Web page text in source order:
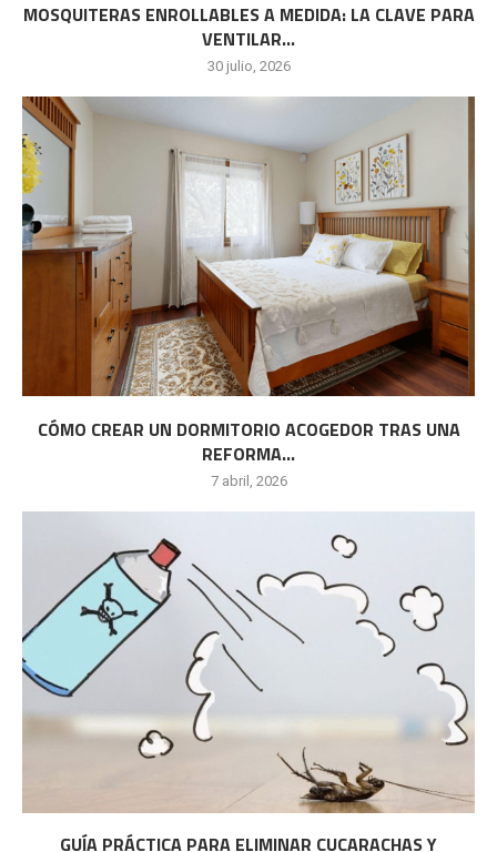
MOSQUITERAS ENROLLABLES A MEDIDA: LA CLAVE PARA
VENTILAR...
30 julio, 2026
CÓMO CREAR UN DORMITORIO ACOGEDOR TRAS UNA
REFORMA...
7 abril, 2026
GUÍA PRÁCTICA PARA ELIMINAR CUCARACHAS Y